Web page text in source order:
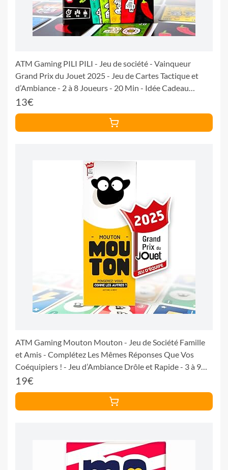
ATM Gaming PILI PILI - Jeu de société - Vainqueur
Grand Prix du Jouet 2025 - Jeu de Cartes Tactique et
d’Ambiance - 2 à 8 Joueurs - 20 Min - Idée Cadeau
Original
13€
ATM Gaming Mouton Mouton - Jeu de Société Famille
et Amis - Complétez Les Mêmes Réponses Que Vos
Coéquipiers ! - Jeu d’Ambiance Drôle et Rapide - 3 à 9
Joueurs - Dès 12 Ans
19€